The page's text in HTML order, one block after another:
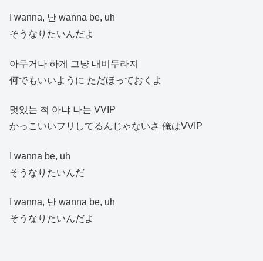
I wanna, 난 wanna be, uh
そうなりたいんだよ
아무거나 하게 그냥 내비두라지
何でもいいように ただほっておくよ
멋있는 척 아냐 나는 VVIP
かっこいいフリしてるんじゃないさ 俺はVVIP
I wanna be, uh
そうなりたいんだ
I wanna, 난 wanna be, uh
そうなりたいんだよ